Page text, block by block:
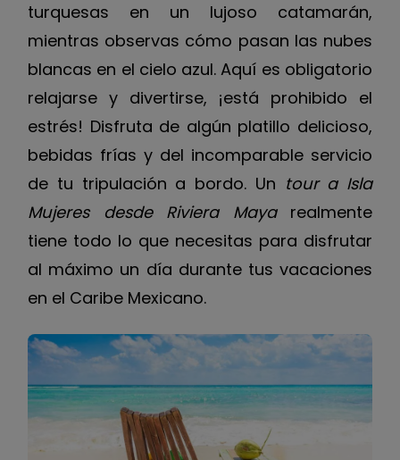
turquesas en un lujoso catamarán,
mientras observas cómo pasan las nubes
blancas en el cielo azul. Aquí es obligatorio
relajarse y divertirse, ¡está prohibido el
estrés! Disfruta de algún platillo delicioso,
bebidas frías y del incomparable servicio
de tu tripulación a bordo. Un tour a Isla
Mujeres desde Riviera Mayarealmente
tiene todo lo que necesitas para disfrutar
al máximo un día durante tus vacaciones
en el Caribe Mexicano.